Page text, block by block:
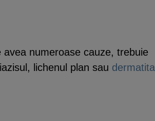
numeroase cauze, trebuie
lichenul plan sau dermatita